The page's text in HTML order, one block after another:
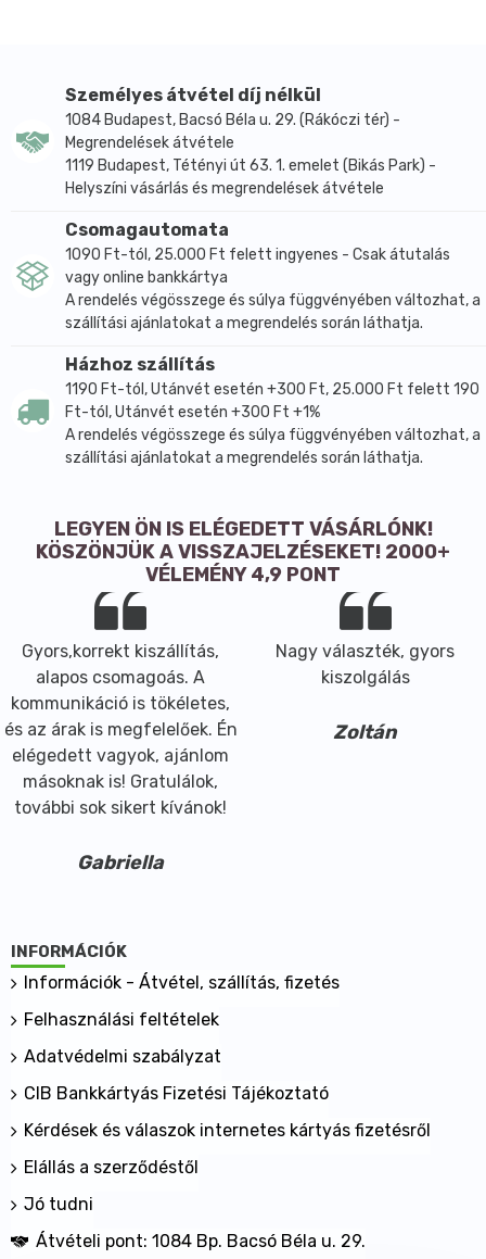
Személyes átvétel díj nélkül
1084 Budapest, Bacsó Béla u. 29. (Rákóczi tér) -
Megrendelések átvétele
1119 Budapest, Tétényi út 63. 1. emelet (Bikás Park) -
Helyszíni vásárlás és megrendelések átvétele
Csomagautomata
1090 Ft-tól, 25.000 Ft felett ingyenes - Csak átutalás
vagy online bankkártya
A rendelés végösszege és súlya függvényében változhat, a
szállítási ajánlatokat a megrendelés során láthatja.
Házhoz szállítás
1190 Ft-tól, Utánvét esetén +300 Ft, 25.000 Ft felett 190
Ft-tól, Utánvét esetén +300 Ft +1%
A rendelés végösszege és súlya függvényében változhat, a
szállítási ajánlatokat a megrendelés során láthatja.
LEGYEN ÖN IS ELÉGEDETT VÁSÁRLÓNK!
KÖSZÖNJÜK A VISSZAJELZÉSEKET! 2000+
VÉLEMÉNY 4,9 PONT
Gyors,korrekt kiszállítás,
alapos csomagoás. A
kommunikáció is tökéletes,
és az árak is megfelelőek. Én
elégedett vagyok, ajánlom
másoknak is! Gratulálok,
további sok sikert kívánok!
Gabriella
Nagy választék, gyors
kiszolgálás
Zoltán
INFORMÁCIÓK
Információk - Átvétel, szállítás, fizetés
Felhasználási feltételek
Adatvédelmi szabályzat
CIB Bankkártyás Fizetési Tájékoztató
Kérdések és válaszok internetes kártyás fizetésről
Elállás a szerződéstől
Jó tudni
Átvételi pont: 1084 Bp. Bacsó Béla u. 29.